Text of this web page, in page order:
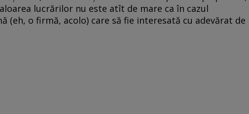
lucrărilor nu este atît de mare ca în cazul
(eh, o firmă, acolo) care să fie interesată cu adevărat de